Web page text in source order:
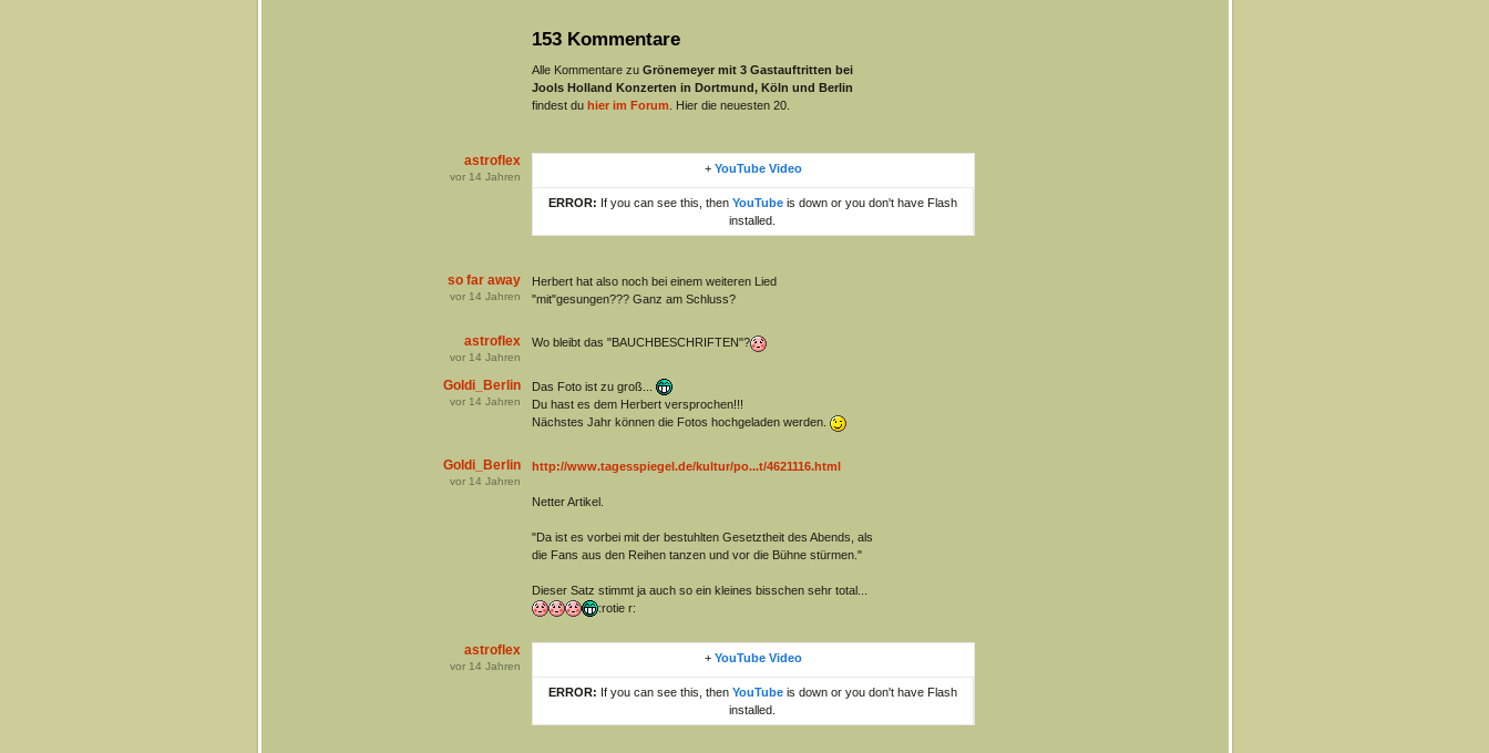
153 Kommentare
Alle Kommentare zu Grönemeyer mit 3 Gastauftritten bei
Jools Holland Konzerten in Dortmund, Köln und Berlin
findest du hier im Forum . Hier die neuesten 20.
astroflex
vor 14 Jahren
+ YouTube Video
ERROR: If you can see this, then YouTubeis down or you don't have Flash
installed.
so far away
vor 14 Jahren
Herbert hat also noch bei einem weiteren Lied
"mit"gesungen??? Ganz am Schluss?
astroflex
vor 14 Jahren
Wo bleibt das "BAUCHBESCHRIFTEN"?
Goldi_Berlin
vor 14 Jahren
Das Foto ist zu groß...
Du hast es dem Herbert versprochen!!!
Nächstes Jahr können die Fotos hochgeladen werden.
Goldi_Berlin
vor 14 Jahren
http://www.tagesspiegel.de/kultur/po...t/4621116.html
Netter Artikel.
"Da ist es vorbei mit der bestuhlten Gesetztheit des Abends, als
die Fans aus den Reihen tanzen und vor die Bühne stürmen."
Dieser Satz stimmt ja auch so ein kleines bisschen sehr total...
:rotie r:
astroflex
vor 14 Jahren
+ YouTube Video
ERROR: If you can see this, then YouTubeis down or you don't have Flash
installed.